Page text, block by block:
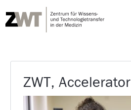
ZWT, Accelerator